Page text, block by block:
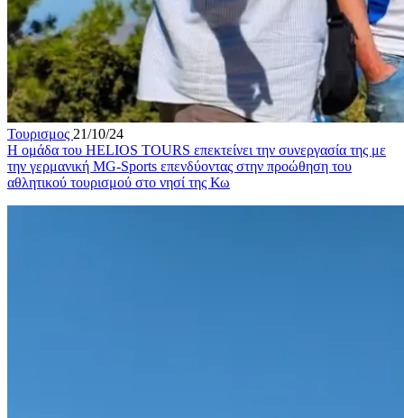
Τουρισμος 21/10/24
Η ομάδα του HELIOS TOURS επεκτείνει την συνεργασία της με
την γερμανική MG-Sports επενδύοντας στην προώθηση του
αθλητικού τουρισμού στο νησί της Κω